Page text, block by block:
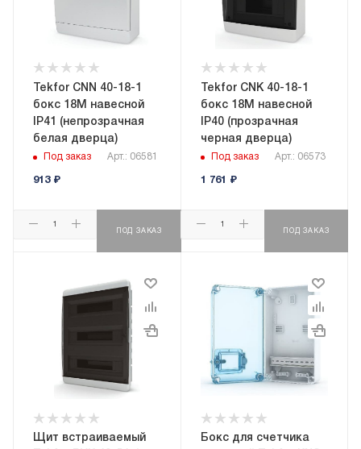
Tekfor CNN 40-18-1
бокс 18М навесной
IP41 (непрозрачная
белая дверца)
Под заказ Арт.: 06581
913₽
ПОД ЗАКАЗ
Tekfor CNK 40-18-1
бокс 18М навесной
IP40 (прозрачная
черная дверца)
Под заказ Арт.: 06573
1 761 ₽
ПОД ЗАКАЗ
Щит встраиваемый
Бокс для счетчика